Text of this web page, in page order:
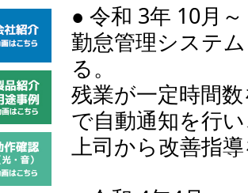
● 令和 3年 10月～
勤怠管理システ
る。
残業が一定時間
で自動通知を行
上司から改善指